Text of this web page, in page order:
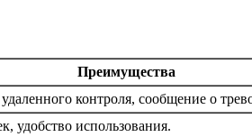
Преимущества
контроля, сообщение о
удобство использования.